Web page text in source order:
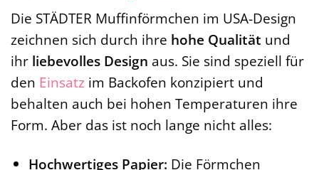
Die STÄDTER Muffinförmchen im USA-Design
zeichnen sich durch ihre hohe Qualität und
ihr liebevolles Design aus. Sie sind speziell für
den Einsatz im Backofen konzipiert und
behalten auch bei hohen Temperaturen ihre
Form. Aber das ist noch lange nicht alles:
Hochwertiges Papier: Die Förmchen